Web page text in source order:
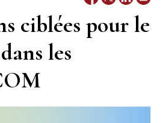
ciblées pour le
les